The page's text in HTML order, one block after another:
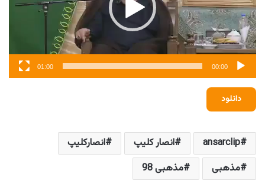
00:00
01:00
دانلود
ansarclip انصار کلیپ
انصارکلیپ
مذهبی
مذهبی 98